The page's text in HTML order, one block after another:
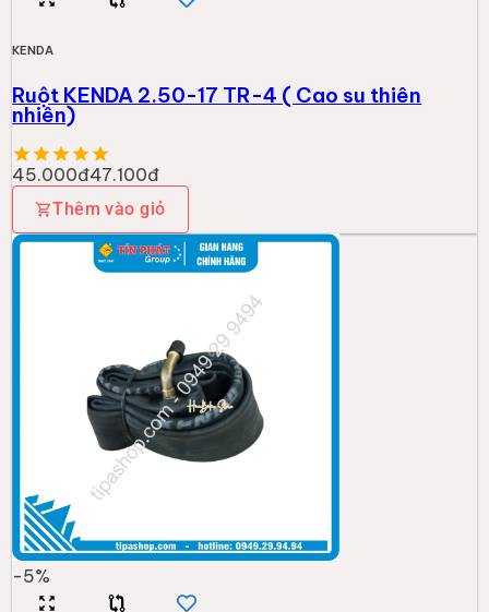
KENDA
Ruột KENDA 2.50-17 TR-4 ( Cao su thiên
nhiên)
45.000đ47.100đ
Thêm vào giỏ
-5%